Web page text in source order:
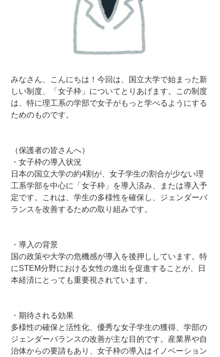
みなさん、こんにちは！今回は、国立大学で始まった新
しい制度、「女子枠」についてとりあげます。この制度
は、特に理工系の学部で女子がもっと学べるようにする
ためのものです。
（保護者の皆さんへ）
・女子枠の導入状況
日本の国立大学の約4割が、女子学生の割合が少ない理
工系学部を中心に「女子枠」を導入済み、または導入予
定です。これは、学生の多様性を確保し、ジェンダーバ
ランスを改善するための取り組みです。
・導入の背景
国の政策や大学の危機感が導入を後押ししています。特
にSTEM分野における女性の進出を促進することが、日
本経済にとっても重要視されています。
・期待される効果
多様性の確保と活性化、優秀な女子学生の獲得、学部の
ジェンダーバランスの改善が主な目的です。産業界や自
治体からの要請もあり、女子枠の導入はイノベーション